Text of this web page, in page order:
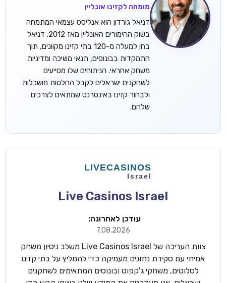
מומחה לקזינו אונליין
דניאל גורדון הוא אנליסט עצמאי המתמחה
בשוק ההימורים האונליין מאז 2012. דניאל
בחן למעלה מ-120 בתי קזינו מקוונים, תוך
התמקדות בבונוסים, תנאי משיכה ומדיניות
משחק אחראי. הניתוחים שלו מסייעים
לשחקנים ישראלים לקבל החלטות מושכלות
ולבחור קזינו באינטרנט שמתאים לצרכים
שלהם.
Live Casinos Israel
עודכן לאחרונה:
7.08.2026
צוות העריכה של Live Casinos Israel משלב ניסיון משחק
אמיתי עם סקירת נתונים מעמיקה כדי להמליץ על בתי קזינו
לסלוטים, משחקי ג'קפוט ובונוסים המתאימים לשחקנים